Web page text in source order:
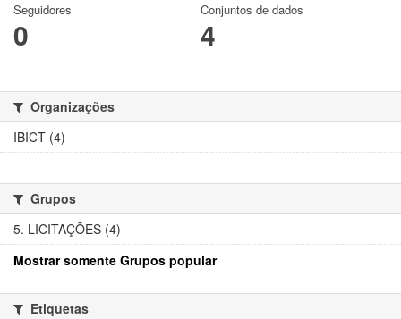
Seguidores
0
Conjuntos de dados
4
Organizações
IBICT (4)
Grupos
5. LICITAÇÕES (4)
Mostrar somente Grupos popular
Etiquetas